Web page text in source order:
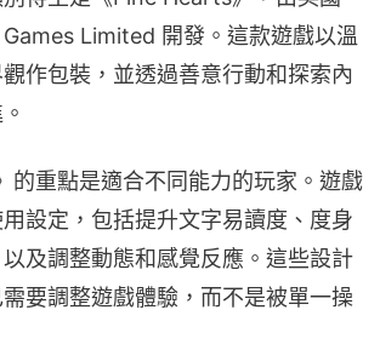
Limited 開發。這款遊戲以溫
作包裝，並透過善意行動和探索內
的重點是適合不同能力的玩家。遊戲
設定，包括提升文字易讀度、度身
及調整動態和感覺反應。這些設計
要調整遊戲體驗，而不是被單一操